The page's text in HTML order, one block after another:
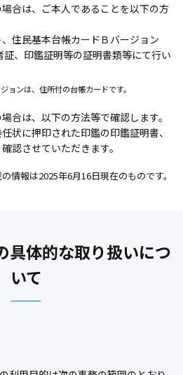
合は、ご本人であることを以下の方
住民基本台帳カードＢバージョン
、印鑑証明等の証明書類等にて行い
ョンは、住所付の台帳カードです。
合は、以下の方法等で確認します。
状に押印された印鑑の印鑑証明書、
認させていただきます。
情報は2025年6月16日現在のものです。
具体的な取り扱いにつ
いて